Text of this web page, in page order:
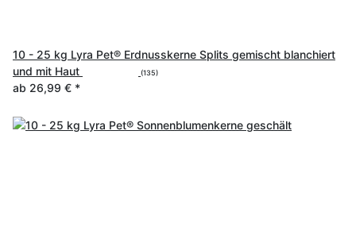
10 - 25 kg Lyra Pet® Erdnusskerne Splits gemischt blanchiert
und mit Haut
(135)
ab 26,99 € *